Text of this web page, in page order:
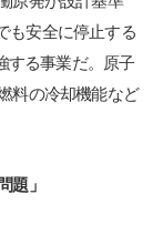
も安全に停止する
する事業だ。原子
料の冷却機能など
題」